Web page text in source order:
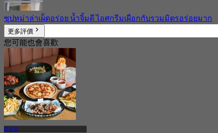
ซุปหม่าล่าเผ็ดอร่อย น้ำจิ้มดี ไอศกรีมเผือกกับรวมมิตรอร่อยมาก
更多評價
您可能也會喜歡
暖武里